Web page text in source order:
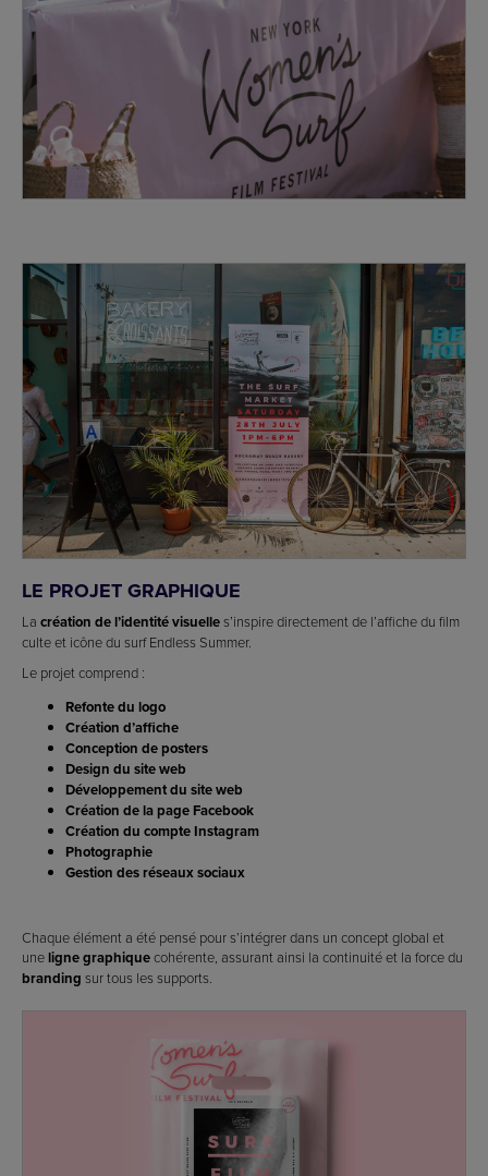
LE PROJET GRAPHIQUE
La création de l’identité visuelles’inspire directement de l’affiche du film
culte et icône du surf Endless Summer.
Le projet comprend :
Refonte du logo
Création d’affiche
Conception de posters
Design du site web
Développement du site web
Création de la page Facebook
Création du compte Instagram
Photographie
Gestion des réseaux sociaux
Chaque élément a été pensé pour s’intégrer dans un concept global et
une ligne graphiquecohérente, assurant ainsi la continuité et la force du
branding sur tous les supports.